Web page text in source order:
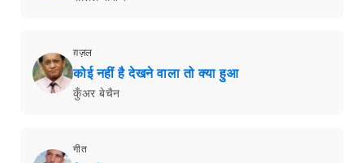
ग़ज़ल
कोई नहीं है देखने वाला तो क्या हुआ
कुँअर बेचैन
गीत